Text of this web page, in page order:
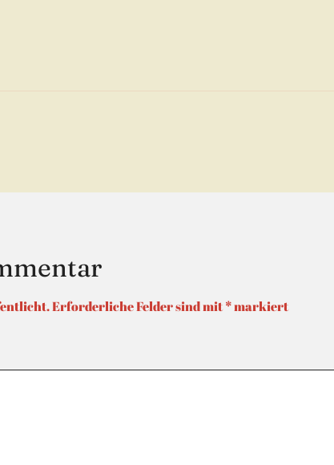
Erforderliche Felder sind mit*markiert